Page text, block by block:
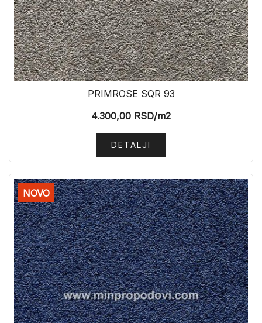
PRIMROSE SQR 93
4.300,00 RSD/m2
DETALJI
NOVO